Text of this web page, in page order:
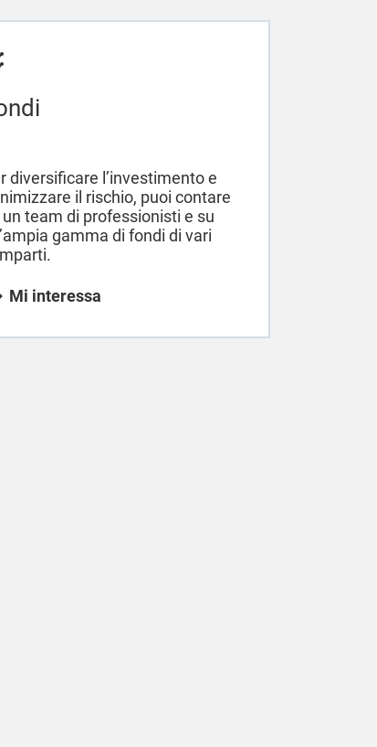
diversificare l’investimento e
il rischio, puoi contare
un team di professionisti e su
gamma di fondi di vari
Mi interessa